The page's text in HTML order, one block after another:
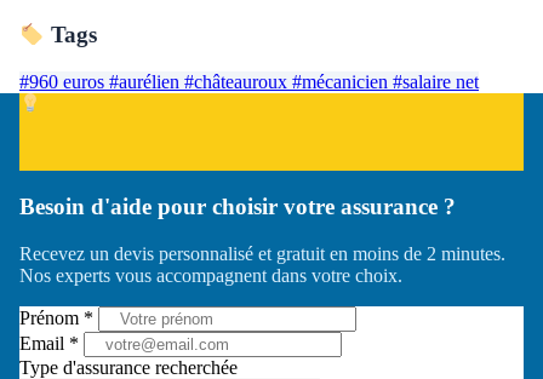
Tags
#960 euros #aurélien #châteauroux #mécanicien #salaire net
Besoin d'aide pour choisir votre assurance ?
Recevez un devis personnalisé et gratuit en moins de 2 minutes.
Nos experts vous accompagnent dans votre choix.
Prénom *
Email *
Type d'assurance recherchée